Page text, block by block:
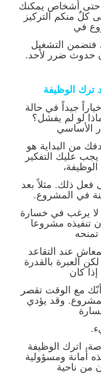
حتى أشخاص يمكنك
كلٌ منكم التركيز
في
فتضمن التشغيل
حدوث ضرر لأحد.
جيداً في حالة
لو لم يفشل؟
الأساسي
من البداية هو
عليك التفكير
ذلك. مثلاً بعد
في المشروع.
لا يرغب في خسارة
تنفيذه مشروعا
تمنحه
عند التقاعد
العبرة بالقدرة
كان
مع الوقت تقصر
وقد يؤدي
اترك الوظيفة
أمانة ومسؤولية
من ناحية